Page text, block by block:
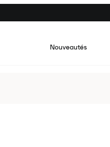
Nouveautés